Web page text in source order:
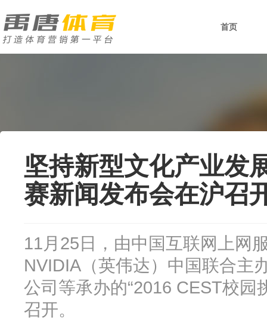
首页
坚持新型文化产业发
赛新闻发布会在沪召
11月25日，由中国互联网上网
NVIDIA（英伟达）中国联合主
公司等承办的“2016 CEST校园
召开。